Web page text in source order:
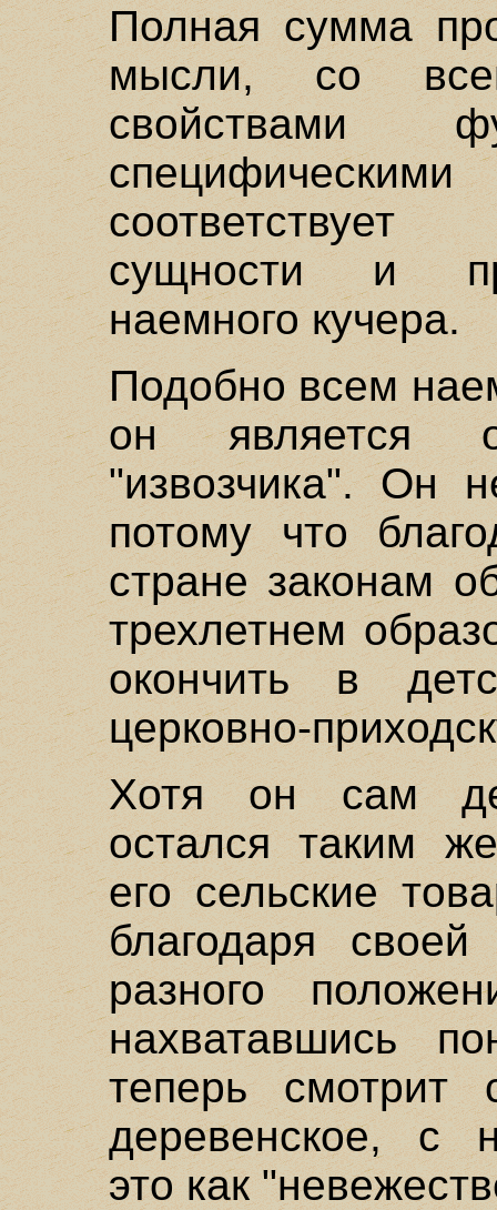
Полная сумма
мысли, со
свойствами
сущности и
наемного кучера.
Подобно всем
он является
"извозчика". Он
потому что
стране законам
трехлетнем
окончить в
церковно-
Хотя он сам
остался таким
его сельские
благодаря
разного
нахватавшись
теперь
деревенское, с
это как